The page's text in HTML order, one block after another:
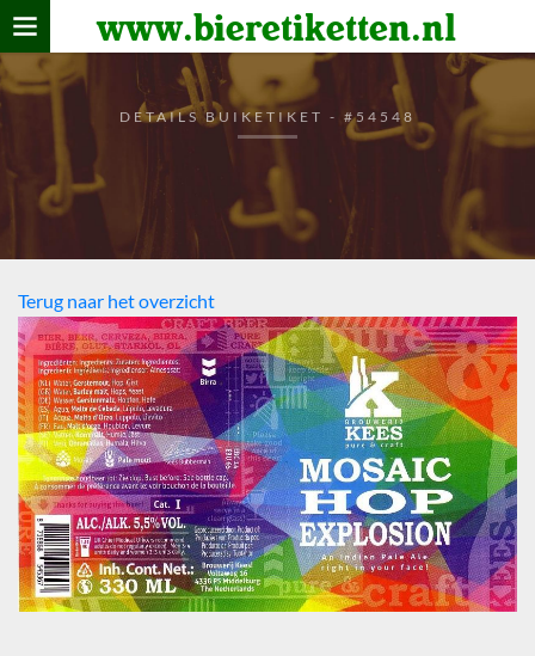
www.bieretiketten.nl
Home
verzamelen
De bierkaart
Bezoekers
DETAILS BUIKETIKET - #54548
Terug naar het overzicht